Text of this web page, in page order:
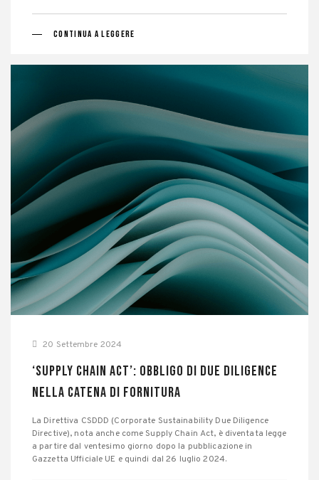
CONTINUA A LEGGERE
20 Settembre 2024
‘Supply Chain Act’: obbligo di due diligence
nella catena di fornitura
La Direttiva CSDDD (Corporate Sustainability Due Diligence
Directive), nota anche come Supply Chain Act, è diventata legge
a partire dal ventesimo giorno dopo la pubblicazione in
Gazzetta Ufficiale UE e quindi dal 26 luglio 2024.